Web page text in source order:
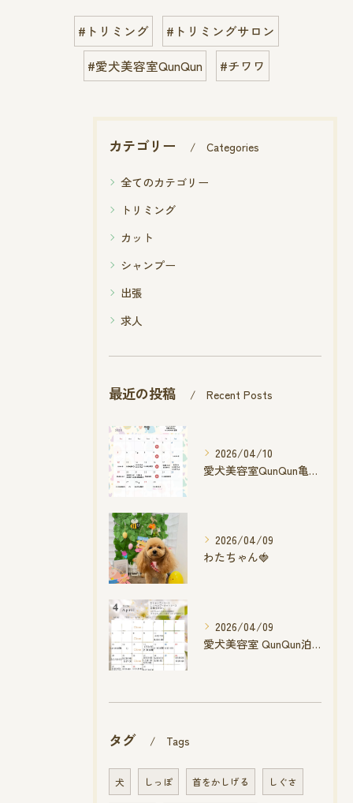
#トリミング
#トリミングサロン
#愛犬美容室QunQun
#チワワ
カテゴリー Categories
全てのカテゴリー
トリミング
カット
シャンプー
出張
求人
最近の投稿 Recent Posts
2026/04/10
愛犬美容室QunQun亀山エコー店
2026/04/09
わたちゃん🍓
2026/04/09
愛犬美容室 QunQun泊店 4月空き状況です
タグ Tags
犬 しっぽ 首をかしげる しぐさ